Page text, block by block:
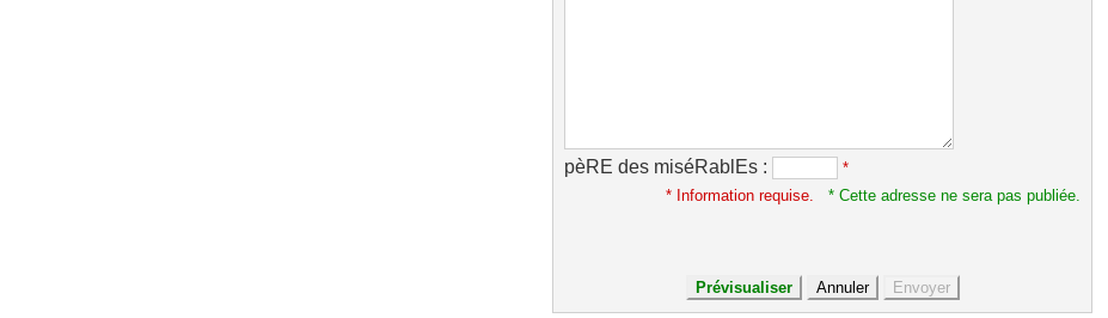
pèRE des miséRablEs :
*
* Information requise.
* Cette adresse ne sera pas publiée.